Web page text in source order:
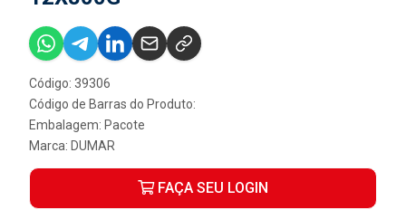
Código: 39306
Código de Barras do Produto:
Embalagem: Pacote
Marca: DUMAR
FAÇA SEU LOGIN